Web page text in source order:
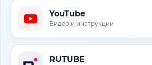
YouTube
Видео и инструкции
RUTUBE